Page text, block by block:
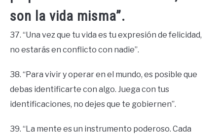
son la vida misma”.
37. “Una vez que tu vida es tu expresión de felicidad,
no estarás en conflicto con nadie”.
38. “Para vivir y operar en el mundo, es posible que
debas identificarte con algo. Juega con tus
identificaciones, no dejes que te gobiernen”.
39. “La mente es un instrumento poderoso. Cada